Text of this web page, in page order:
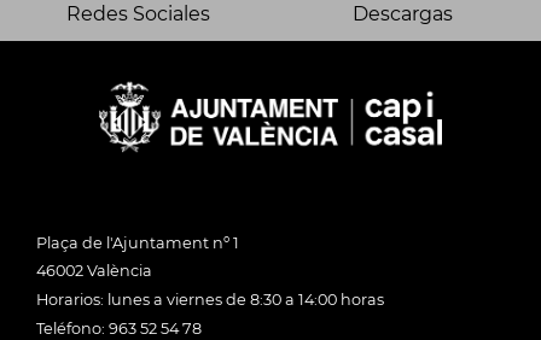
Redes Sociales Descargas
Plaça de l'Ajuntament nº 1
46002 València
Horarios: lunes a viernes de 8:30 a 14:00 horas
Teléfono: 963 52 54 78